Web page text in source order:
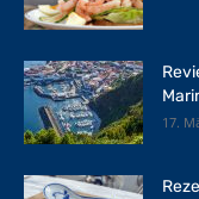
17.